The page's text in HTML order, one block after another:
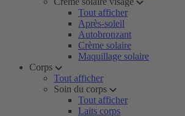
Tout afficher
Après-soleil
Autobronzant
Crème solaire
Maquillage solaire
Corps
Tout afficher
Soin du corps
Tout afficher
Laits corps